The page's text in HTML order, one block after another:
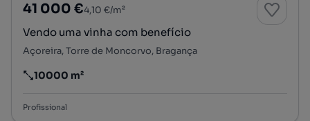
41 000 €4,10 €/m²
Vendo uma vinha com benefício
Açoreira, Torre de Moncorvo, Bragança
Preço por metro quadrado
10000 m²
Profissional